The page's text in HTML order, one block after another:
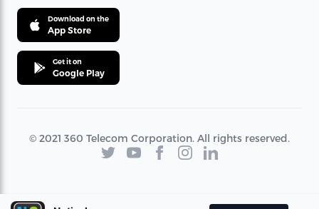
Download on the
App Store
Get it on
Google Play
© 2021 360 Telecom Corporation. All rights reserved.